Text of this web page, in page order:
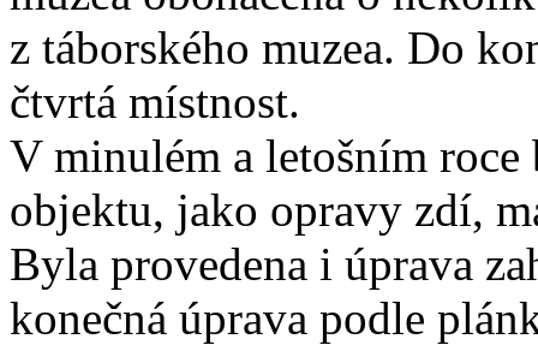
z táborského muzea. Do
čtvrtá místnost.
V minulém a letošním
objektu, jako opravy zdí,
Byla provedena i úprava
konečná úprava podle